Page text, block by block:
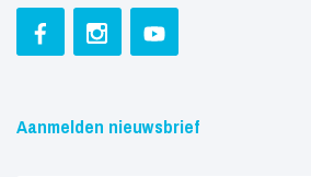
Aanmelden nieuwsbrief